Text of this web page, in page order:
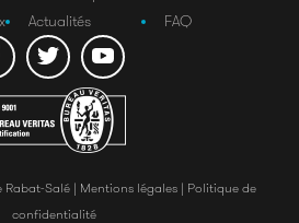
Actualités
FAQ
Rabat-Salé | Mentions légales | Politique de
confidentialité